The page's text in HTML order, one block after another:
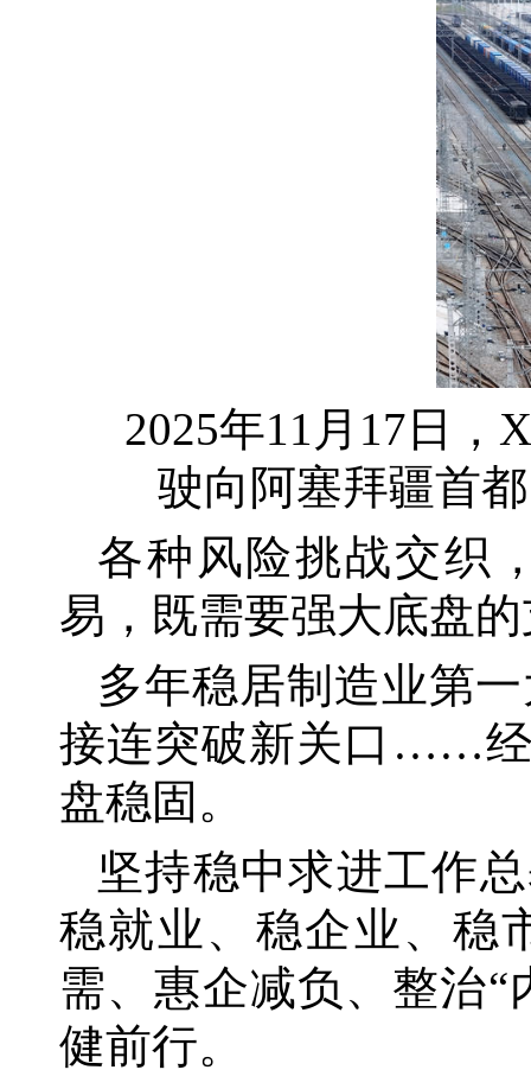
2025年11月17日，
驶向阿塞拜疆首
各种风险挑战交织
易，既需要强大底盘
多年稳居制造业第
接连突破新关口……经
盘稳固。
坚持稳中求进工作
稳就业、稳企业、稳
需、惠企减负、整治“
健前行。